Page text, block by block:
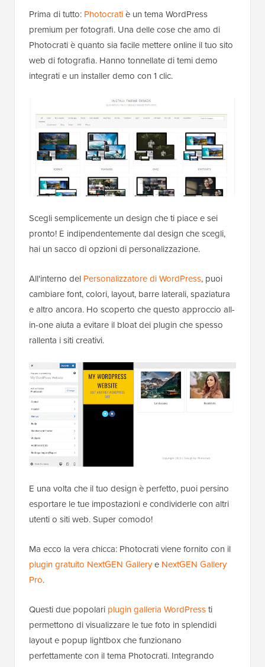
Prima di tutto: Photocratiè un tema WordPress
premium per fotografi. Una delle cose che amo di
Photocrati è quanto sia facile mettere online il tuo sito
web di fotografia. Hanno tonnellate di temi demo
integrati e un installer demo con 1 clic.
Scegli semplicemente un design che ti piace e sei
pronto! E indipendentemente dal design che scegli,
hai un sacco di opzioni di personalizzazione.
All'interno del Personalizzatore di WordPress, puoi
cambiare font, colori, layout, barre laterali, spaziatura
e altro ancora. Ho scoperto che questo approccio all-
in-one aiuta a evitare il bloat dei plugin che spesso
rallenta i siti creativi.
E una volta che il tuo design è perfetto, puoi persino
esportare le tue impostazioni e condividerle con altri
utenti o siti web. Super comodo!
Ma ecco la vera chicca: Photocrati viene fornito con il
plugin gratuito NextGEN Gallerye NextGEN Gallery
Pro.
Questi due popolari plugin galleria WordPressti
permettono di visualizzare le tue foto in splendidi
layout e popup lightbox che funzionano
perfettamente con il tema Photocrati. Integrando